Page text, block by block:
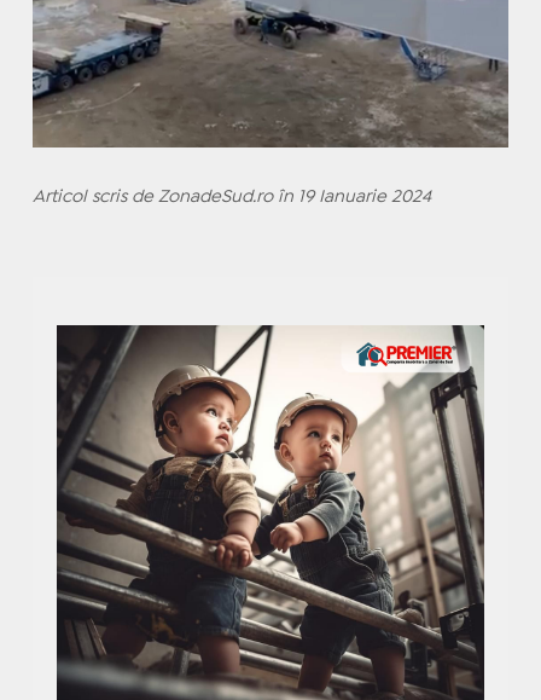
Articol scris de ZonadeSud.ro în 19 Ianuarie 2024